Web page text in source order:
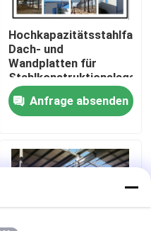
Dach- und
Wandplatten für
Stahlkonstruktionslager
Anfrage absenden